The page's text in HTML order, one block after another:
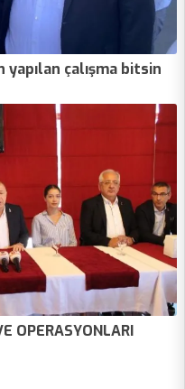
yapılan çalışma bitsin
OPERASYONLARI